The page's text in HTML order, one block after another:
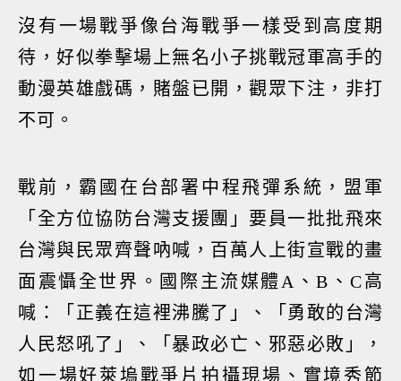
沒有一場戰爭像台海戰爭一樣受到高度期
待，好似拳擊場上無名小子挑戰冠軍高手的
動漫英雄戲碼，賭盤已開，觀眾下注，非打
不可。
戰前，霸國在台部署中程飛彈系統，盟軍
「全方位協防台灣支援團」要員一批批飛來
台灣與民眾齊聲吶喊，百萬人上街宣戰的畫
面震懾全世界。國際主流媒體A、B、C高
喊：「正義在這裡沸騰了」、「勇敢的台灣
人民怒吼了」、「暴政必亡、邪惡必敗」，
如一場好萊塢戰爭片拍攝現場、實境秀節